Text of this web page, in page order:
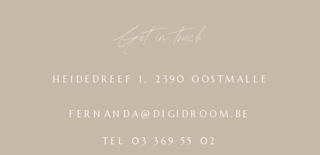
TEL 03 369 55 02
FERNANDA@DIGIDROOM.BE
HEIDEDREEF 1, 2390 OOSTMALLE
Get in touch